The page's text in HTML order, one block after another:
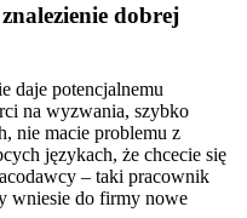
dobrej
daje potencjalnemu
na wyzwania, szybko
nie macie problemu z
językach, że chcecie się
– taki pracownik
wniesie do firmy nowe